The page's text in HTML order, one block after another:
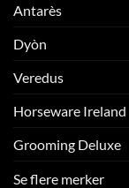
Antarès
Dyòn
Veredus
Horseware Ireland
Grooming Deluxe
Se flere merker